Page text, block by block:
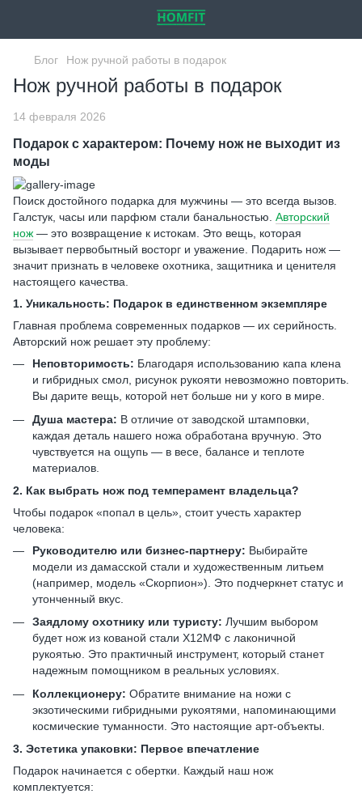
Блог Нож ручной работы в подарок
Нож ручной работы в подарок
14 февраля 2026
Подарок с характером: Почему нож не выходит из
моды
Поиск достойного подарка для мужчины — это всегда вызов.
Галстук, часы или парфюм стали банальностью. Авторский
нож — это возвращение к истокам. Это вещь, которая
вызывает первобытный восторг и уважение. Подарить нож —
значит признать в человеке охотника, защитника и ценителя
настоящего качества.
1. Уникальность: Подарок в единственном экземпляре
Главная проблема современных подарков — их серийность.
Авторский нож решает эту проблему:
Неповторимость: Благодаря использованию капа клена
и гибридных смол, рисунок рукояти невозможно повторить.
Вы дарите вещь, которой нет больше ни у кого в мире.
Душа мастера: В отличие от заводской штамповки,
каждая деталь нашего ножа обработана вручную. Это
чувствуется на ощупь — в весе, балансе и теплоте
материалов.
2. Как выбрать нож под темперамент владельца?
Чтобы подарок «попал в цель», стоит учесть характер
человека:
Руководителю или бизнес-партнеру: Выбирайте
модели из дамасской стали и художественным литьем
(например, модель «Скорпион»). Это подчеркнет статус и
утонченный вкус.
Заядлому охотнику или туристу: Лучшим выбором
будет нож из кованой стали Х12МФ с лаконичной
рукоятью. Это практичный инструмент, который станет
надежным помощником в реальных условиях.
Коллекционеру: Обратите внимание на ножи с
экзотическими гибридными рукоятями, напоминающими
космические туманности. Это настоящие арт-объекты.
3. Эстетика упаковки: Первое впечатление
Подарок начинается с обертки. Каждый наш нож
комплектуется: